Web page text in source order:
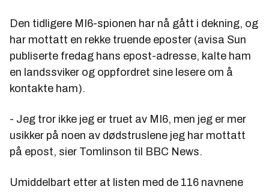
Den tidligere MI6-spionen har nå gått i dekning, og
har mottatt en rekke truende eposter (avisa Sun
publiserte fredag hans epost-adresse, kalte ham
en landssviker og oppfordret sine lesere om å
kontakte ham).
- Jeg tror ikke jeg er truet av MI6, men jeg er mer
usikker på noen av dødstruslene jeg har mottatt
på epost, sier Tomlinson til BBC News.
Umiddelbart etter at listen med de 116 navnene